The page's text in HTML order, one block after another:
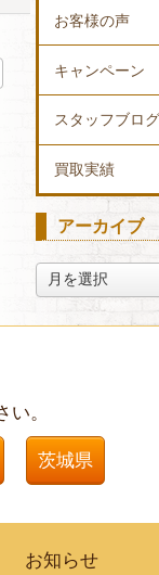
お客様の声
キャンペーン
スタッフブログ
買取実績
アーカイブ
ー
い。
茨城県
お知らせ